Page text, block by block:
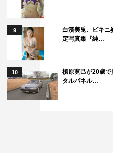
9
白濱美兎、ビキ
定写真集『純…
10
槙原寛己が20歳で
タルパネル…